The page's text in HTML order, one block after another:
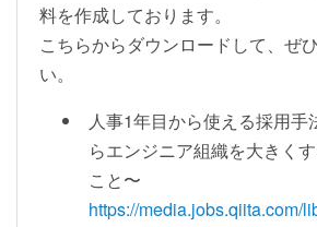
料を作成しております。
こちらからダウンロードして、ぜ
い。
人事1年目から使える採用手
らエンジニア組織を大きく
こと〜
https://media.jobs.qiita.com/